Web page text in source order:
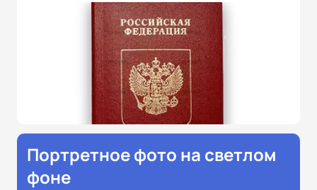
Портретное фото на светлом
фоне